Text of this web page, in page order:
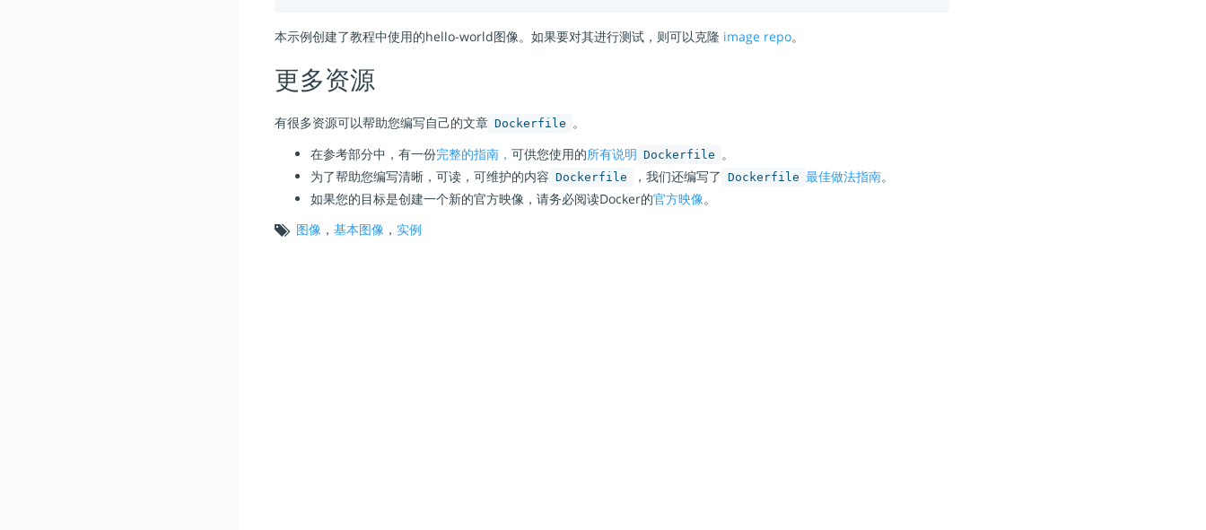
本示例创建了教程中使用的hello-world图像。如果要对其进行测试，则可以克隆 image repo。
更多资源
有很多资源可以帮助您编写自己的文章 Dockerfile 。
在参考部分中，有一份完整的指南， 可供您使用的所有说明 Dockerfile 。
为了帮助您编写清晰，可读，可维护的内容 Dockerfile ，我们还编写了 Dockerfile 最佳做法指南。
如果您的目标是创建一个新的官方映像，请务必阅读Docker的官方映像。
图像 ， 基本图像 ， 实例